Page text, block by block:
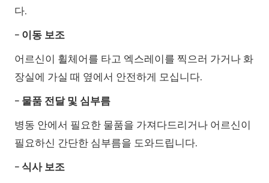
다.
- 이동 보조
어르신이 휠체어를 타고 엑스레이를 찍으러 가거나 화
장실에 가실 때 옆에서 안전하게 모십니다.
- 물품 전달 및 심부름
병동 안에서 필요한 물품을 가져다드리거나 어르신이
필요하신 간단한 심부름을 도와드립니다.
- 식사 보조